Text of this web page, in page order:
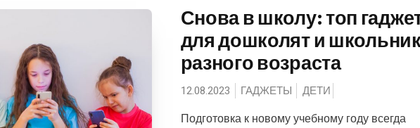
Снова в школу: топ
для дошколят и
разного возраста
12.08.2023 ГАДЖЕТЫ ДЕТИ
Подготовка к новому учебному году всегда